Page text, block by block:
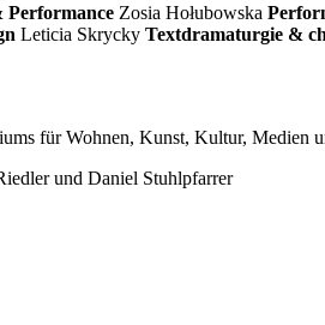
Performance Zosia Hołubowska
Leticia Skrycky Textdramaturgie &
für Wohnen, Kunst, Kultur,
und Daniel Stuhlpfarrer